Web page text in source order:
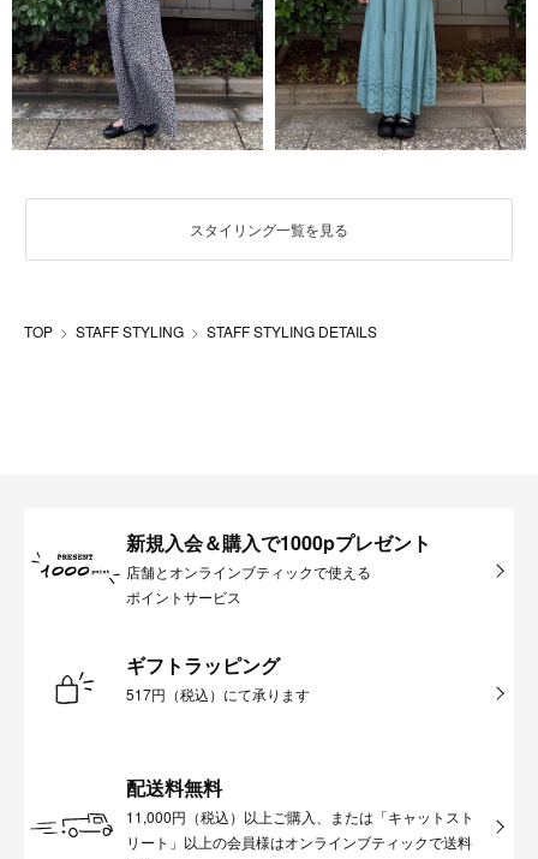
スタイリング一覧を見る
TOP STAFF STYLING STAFF STYLING DETAILS
新規入会＆購入で1000pプレゼント
店舗とオンラインブティックで使える
ポイントサービス
ギフトラッピング
517円（税込）にて承ります
配送料無料
11,000円（税込）以上ご購入、または「キャットスト
リート」以上の会員様はオンラインブティックで送料